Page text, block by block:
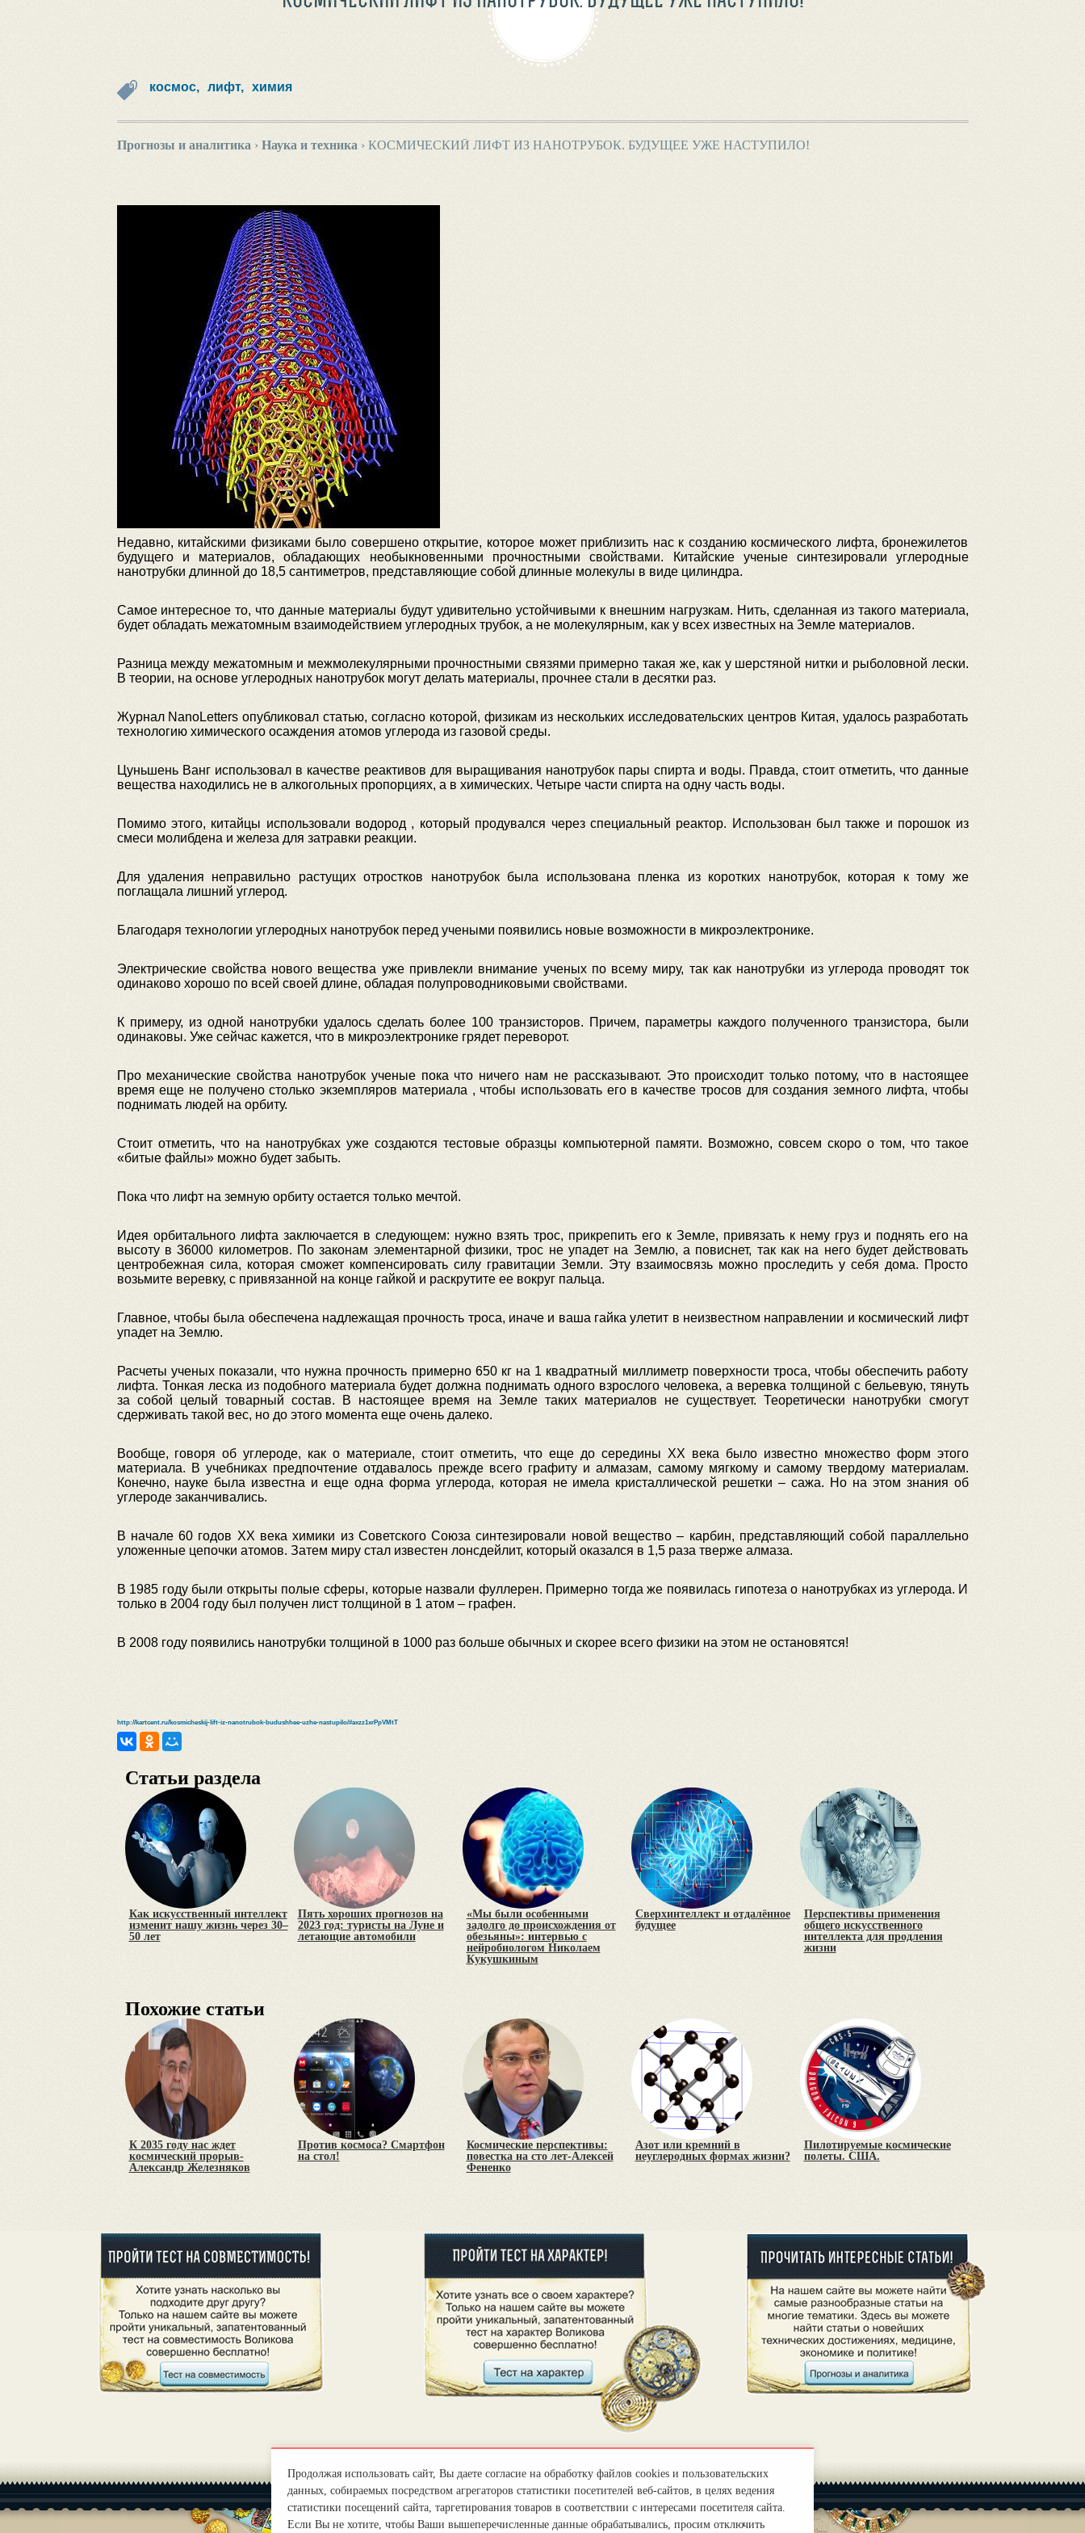
космос, лифт, химия
Прогнозы и аналитика › Наука и техника › КОСМИЧЕСКИЙ ЛИФТ ИЗ НАНОТРУБОК. БУДУЩЕЕ УЖЕ НАСТУПИЛО!
Недавно, китайскими физиками было совершено открытие, которое может приблизить нас к созданию космического лифта, бронежилетов
будущего и материалов, обладающих необыкновенными прочностными свойствами. Китайские ученые синтезировали углеродные
нанотрубки длинной до 18,5 сантиметров, представляющие собой длинные молекулы в виде цилиндра.
Самое интересное то, что данные материалы будут удивительно устойчивыми к внешним нагрузкам. Нить, сделанная из такого материала,
будет обладать межатомным взаимодействием углеродных трубок, а не молекулярным, как у всех известных на Земле материалов.
Разница между межатомным и межмолекулярными прочностными связями примерно такая же, как у шерстяной нитки и рыболовной лески.
В теории, на основе углеродных нанотрубок могут делать материалы, прочнее стали в десятки раз.
Журнал NanoLetters опубликовал статью, согласно которой, физикам из нескольких исследовательских центров Китая, удалось разработать
технологию химического осаждения атомов углерода из газовой среды.
Цуньшень Ванг использовал в качестве реактивов для выращивания нанотрубок пары спирта и воды. Правда, стоит отметить, что данные
вещества находились не в алкогольных пропорциях, а в химических. Четыре части спирта на одну часть воды.
Помимо этого, китайцы использовали водород , который продувался через специальный реактор. Использован был также и порошок из
смеси молибдена и железа для затравки реакции.
Для удаления неправильно растущих отростков нанотрубок была использована пленка из коротких нанотрубок, которая к тому же
поглащала лишний углерод.
Благодаря технологии углеродных нанотрубок перед учеными появились новые возможности в микроэлектронике.
Электрические свойства нового вещества уже привлекли внимание ученых по всему миру, так как нанотрубки из углерода проводят ток
одинаково хорошо по всей своей длине, обладая полупроводниковыми свойствами.
К примеру, из одной нанотрубки удалось сделать более 100 транзисторов. Причем, параметры каждого полученного транзистора, были
одинаковы. Уже сейчас кажется, что в микроэлектронике грядет переворот.
Про механические свойства нанотрубок ученые пока что ничего нам не рассказывают. Это происходит только потому, что в настоящее
время еще не получено столько экземпляров материала , чтобы использовать его в качестве тросов для создания земного лифта, чтобы
поднимать людей на орбиту.
Стоит отметить, что на нанотрубках уже создаются тестовые образцы компьютерной памяти. Возможно, совсем скоро о том, что такое
«битые файлы» можно будет забыть.
Пока что лифт на земную орбиту остается только мечтой.
Идея орбитального лифта заключается в следующем: нужно взять трос, прикрепить его к Земле, привязать к нему груз и поднять его на
высоту в 36000 километров. По законам элементарной физики, трос не упадет на Землю, а повиснет, так как на него будет действовать
центробежная сила, которая сможет компенсировать силу гравитации Земли. Эту взаимосвязь можно проследить у себя дома. Просто
возьмите веревку, с привязанной на конце гайкой и раскрутите ее вокруг пальца.
Главное, чтобы была обеспечена надлежащая прочность троса, иначе и ваша гайка улетит в неизвестном направлении и космический лифт
упадет на Землю.
Расчеты ученых показали, что нужна прочность примерно 650 кг на 1 квадратный миллиметр поверхности троса, чтобы обеспечить работу
лифта. Тонкая леска из подобного материала будет должна поднимать одного взрослого человека, а веревка толщиной с бельевую, тянуть
за собой целый товарный состав. В настоящее время на Земле таких материалов не существует. Теоретически нанотрубки смогут
сдерживать такой вес, но до этого момента еще очень далеко.
Вообще, говоря об углероде, как о материале, стоит отметить, что еще до середины XX века было известно множество форм этого
материала. В учебниках предпочтение отдавалось прежде всего графиту и алмазам, самому мягкому и самому твердому материалам.
Конечно, науке была известна и еще одна форма углерода, которая не имела кристаллической решетки – сажа. Но на этом знания об
углероде заканчивались.
В начале 60 годов ХХ века химики из Советского Союза синтезировали новой вещество – карбин, представляющий собой параллельно
уложенные цепочки атомов. Затем миру стал известен лонсдейлит, который оказался в 1,5 раза тверже алмаза.
В 1985 году были открыты полые сферы, которые назвали фуллерен. Примерно тогда же появилась гипотеза о нанотрубках из углерода. И
только в 2004 году был получен лист толщиной в 1 атом – графен.
В 2008 году появились нанотрубки толщиной в 1000 раз больше обычных и скорее всего физики на этом не остановятся!
http://kartcent.ru/kosmicheskij-lift-iz-nanotrubok-budushhee-uzhe-nastupilo/#axzz1xrPpVMtT
Статьи раздела
Как искусственный интеллект
изменит нашу жизнь через 30–
50 лет
Пять хороших прогнозов на
2023 год: туристы на Луне и
летающие автомобили
«Мы были особенными
задолго до происхождения от
обезьяны»: интервью с
нейробиологом Николаем
Кукушкиным
Сверхинтеллект и отдалённое
будущее
Перспективы применения
общего искусственного
интеллекта для продления
жизни
Похожие статьи
К 2035 году нас ждет
космический прорыв-
Александр Железняков
Против космоса? Смартфон
на стол!
Космические перспективы:
повестка на сто лет-Алексей
Фененко
Азот или кремний в
неуглеродных формах жизни?
Пилотируемые космические
полеты. США.
Продолжая использовать сайт, Вы даете согласие на обработку файлов cookies и пользовательских
данных, собираемых посредством агрегаторов статистики посетителей веб-сайтов, в целях ведения
статистики посещений сайта, таргетирования товаров в соответствии с интересами посетителя сайта.
Если Вы не хотите, чтобы Ваши вышеперечисленные данные обрабатывались, просим отключить